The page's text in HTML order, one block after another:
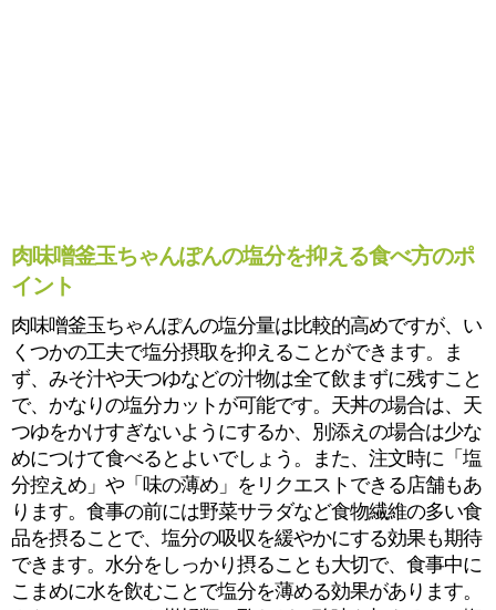
肉味噌釜玉ちゃんぽんの塩分を抑える食べ方のポ
イント
肉味噌釜玉ちゃんぽんの塩分量は比較的高めですが、い
くつかの工夫で塩分摂取を抑えることができます。ま
ず、みそ汁や天つゆなどの汁物は全て飲まずに残すこと
で、かなりの塩分カットが可能です。天丼の場合は、天
つゆをかけすぎないようにするか、別添えの場合は少な
めにつけて食べるとよいでしょう。また、注文時に「塩
分控えめ」や「味の薄め」をリクエストできる店舗もあ
ります。食事の前には野菜サラダなど食物繊維の多い食
品を摂ることで、塩分の吸収を緩やかにする効果も期待
できます。水分をしっかり摂ることも大切で、食事中に
こまめに水を飲むことで塩分を薄める効果があります。